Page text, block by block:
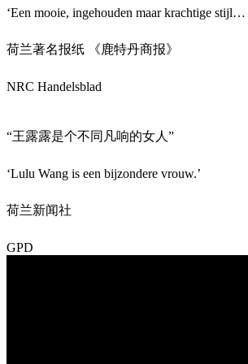
‘Een mooie, ingehouden maar krachtige
荷兰著名报纸 《鹿特丹商报》
NRC Handelsblad
“王露露是个不同凡响的女人”
‘Lulu Wang is een bijzondere vrouw.’
荷兰新闻社
GPD